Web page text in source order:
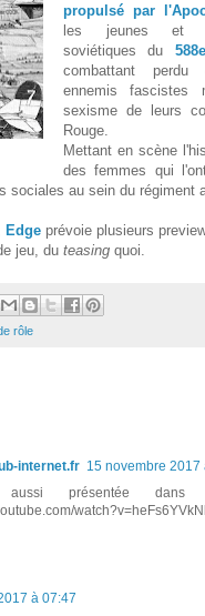
propulsé par
les jeunes et
soviétiques du
combattant perdu
ennemis fascistes
sexisme de leurs
Rouge.
Mettant en scène
des femmes qui
sociales au sein du régiment
Edge prévoie plusieurs
jeu, du teasing quoi.
rôle
internet.fr 15 novembre 2017
présentée dans
à 07:47